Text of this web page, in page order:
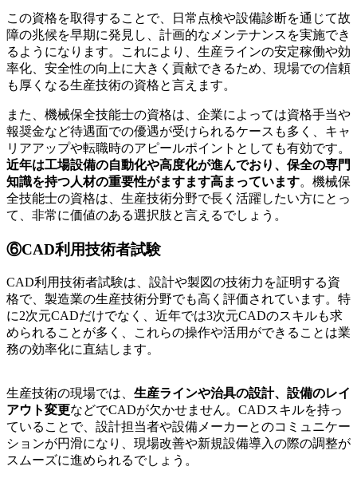
この資格を取得することで、日常点検や設備診断を通じて故
障の兆候を早期に発見し、計画的なメンテナンスを実施でき
るようになります。これにより、生産ラインの安定稼働や効
率化、安全性の向上に大きく貢献できるため、現場での信頼
も厚くなる生産技術の資格と言えます。
また、機械保全技能士の資格は、企業によっては資格手当や
報奨金など待遇面での優遇が受けられるケースも多く、キャ
リアアップや転職時のアピールポイントとしても有効です。
近年は工場設備の自動化や高度化が進んでおり、保全の専門
知識を持つ人材の重要性がますます高まっています。機械保
全技能士の資格は、生産技術分野で長く活躍したい方にとっ
て、非常に価値のある選択肢と言えるでしょう。
⑥CAD利用技術者試験
CAD利用技術者試験は、設計や製図の技術力を証明する資
格で、製造業の生産技術分野でも高く評価されています。特
に2次元CADだけでなく、近年では3次元CADのスキルも求
められることが多く、これらの操作や活用ができることは業
務の効率化に直結します。
生産技術の現場では、 生産ラインや治具の設計、設備のレイ
アウト変更などでCADが欠かせません。CADスキルを持っ
ていることで、設計担当者や設備メーカーとのコミュニケー
ションが円滑になり、現場改善や新規設備導入の際の調整が
スムーズに進められるでしょう。